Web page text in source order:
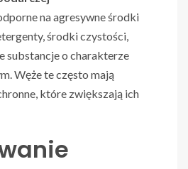
na agresywne środki
środki czystości,
substancje o charakterze
Węże te często mają
które zwiększają ich